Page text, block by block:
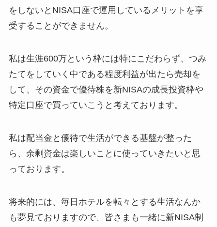
をしないとNISA口座で運用しているメリットを享
受することができません。
私は生涯600万という枠には特にこだわらず、つみ
たてをしていく中である程度利益が出たら売却を
して、その資金で優待株を新NISAの成長投資枠や
特定口座で買っていこうと考えております。
私は配当金と優待で生活ができる基盤が整った
ら、余剰資金は楽しいことに使っていきたいと思
っております。
将来的には、毎日ホテルを転々とする生活なんか
も夢見ておりますので、皆さまも一緒に新NISA制